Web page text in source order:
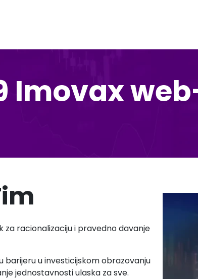
Imovax
za racionalizaciju i pravedno davanje
barijeru u investicijskom obrazovanju
jednostavnosti ulaska za sve.